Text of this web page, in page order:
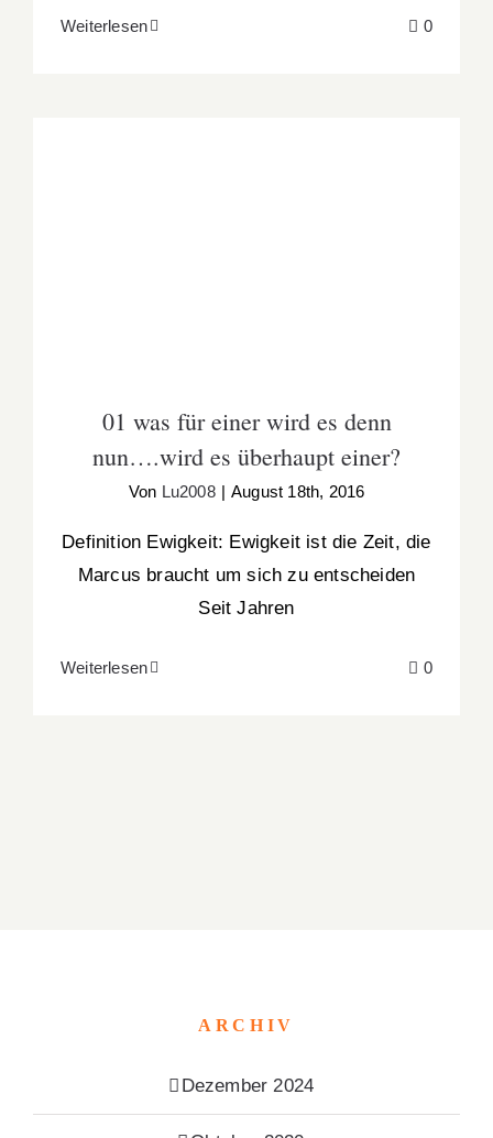
Weiterlesen 0
01 was für einer wird es denn
nun….wird es überhaupt einer?
Von Lu2008 | August 18th, 2016
Definition Ewigkeit: Ewigkeit ist die Zeit, die
Marcus braucht um sich zu entscheiden
Seit Jahren
Weiterlesen 0
ARCHIV
Dezember 2024